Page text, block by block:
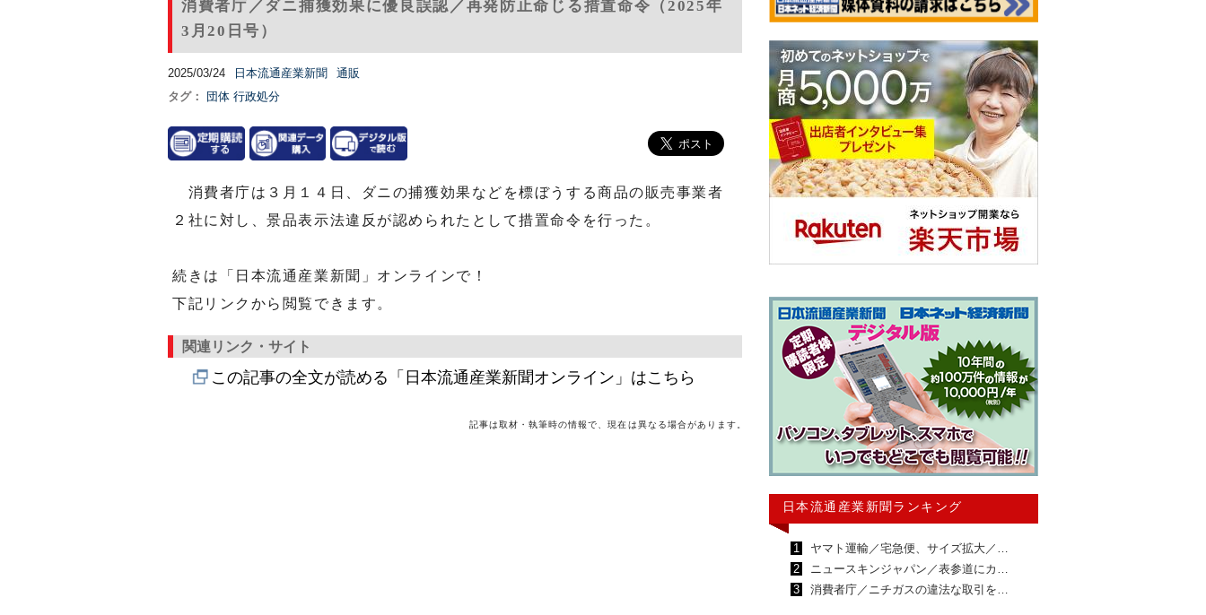
消費者庁／ダニ捕獲効果に優良誤認／再発防止命じる措置命令（2025年
3月20日号）
2025/03/24 日本流通産業新聞
通販
タグ：
団体 行政処分
消費者庁は３月１４日、ダニの捕獲効果などを標ぼうする商品の販売事業者
２社に対し、景品表示法違反が認められたとして措置命令を行った。
続きは「日本流通産業新聞」オンラインで！
下記リンクから閲覧できます。
関連リンク・サイト
この記事の全文が読める「日本流通産業新聞オンライン」はこちら
記事は取材・執筆時の情報で、現在は異なる場合があります。
日本流通産業新聞ランキング
1
ヤマト運輸／宅急便、サイズ拡大／…
2
ニュースキンジャパン／表参道にカ…
3
消費者庁／ニチガスの違法な取引を…